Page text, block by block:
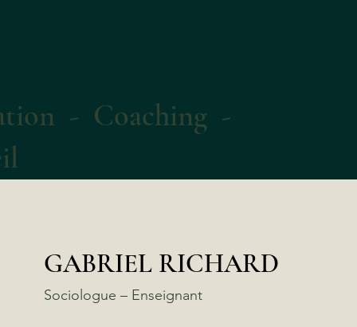
- Coaching -
GABRIEL RICHARD
Sociologue – Enseignant